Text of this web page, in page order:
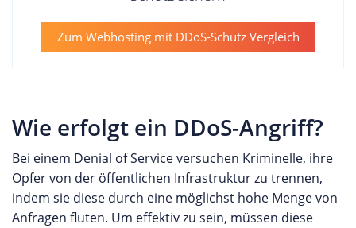
Zum Webhosting mit DDoS-Schutz Vergleich
Wie erfolgt ein DDoS-Angriff?
Bei einem Denial of Service versuchen Kriminelle, ihre
Opfer von der öffentlichen Infrastruktur zu trennen,
indem sie diese durch eine möglichst hohe Menge von
Anfragen fluten. Um effektiv zu sein, müssen diese